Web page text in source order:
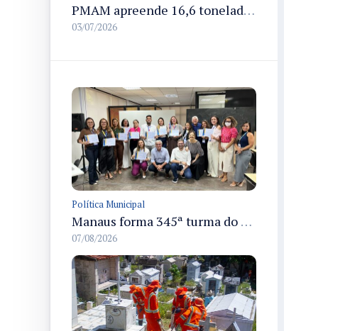
PMAM apreende 16,6 toneladas de entorpecentes e registra aumento nas prisões em flagrante e nas capturas de foragidos no primeiro semestre de 2026
03/07/2026
Política Municipal
Manaus forma 345ª turma do Empretec e amplia qualificação de empreendedores na cidade
07/08/2026